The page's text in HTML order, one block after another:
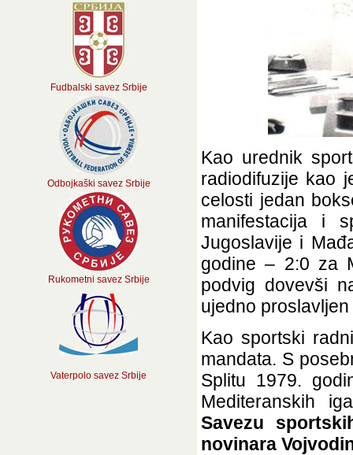
Fudbalski savez Srbije
Odbojkaški savez Srbije
Rukometni savez Srbije
Vaterpolo savez Srbije
Kao urednik
radiodifuzije kao
celosti jedan
manifestacija i
Jugoslavije i
godine – 2:0 za
podvig dovevši
ujedno
Kao sportski
mandata. S
Splitu 1979.
Mediteranskih
Savezu
novinara